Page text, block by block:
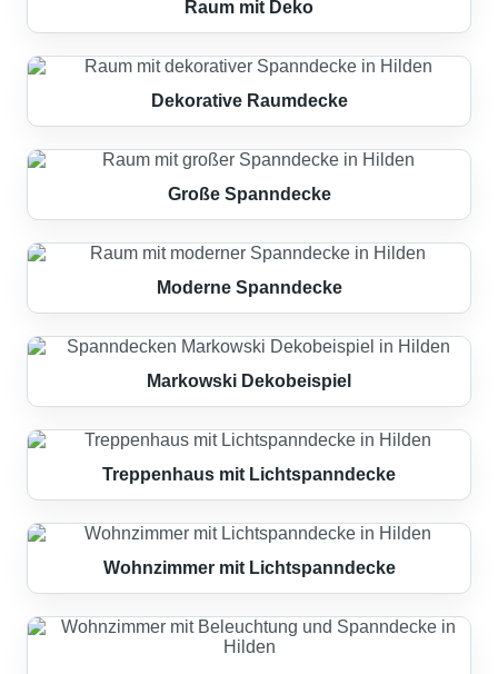
Raum mit Deko
Dekorative Raumdecke
Große Spanndecke
Moderne Spanndecke
Markowski Dekobeispiel
Treppenhaus mit Lichtspanndecke
Wohnzimmer mit Lichtspanndecke